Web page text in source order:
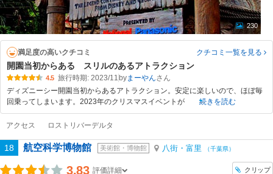
230
満足度の高いクチコミ クチコミ一覧を見る
開園当初からある スリルのあるアトラクション
4.5 旅行時期: 2023/11 byまーやん
ディズニーシー開園当初からあるアトラクション。安定に楽しいので、ほぼ毎
回乗ってしまいます。2023年のクリスマスイベントが
続きを読む
アクセス ロストリバーデルタ
18 航空科学博物館 美術館・博物館 八街・富里 （千葉県）
3.83 評価詳細 クリップ